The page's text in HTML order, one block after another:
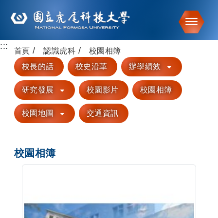
跳到主要內容
::: 首頁 認識虎科
校園相簿
校長的話
校史沿革 辦學績效
研究發展 校園影片 校園相簿
校園地圖 交通資訊
校園相簿